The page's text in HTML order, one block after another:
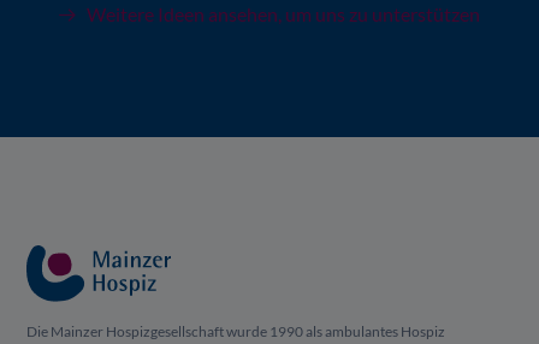
Weitere Ideen ansehen, um uns zu unterstützen
Die Mainzer Hospizgesellschaft wurde 1990 als ambulantes Hospiz